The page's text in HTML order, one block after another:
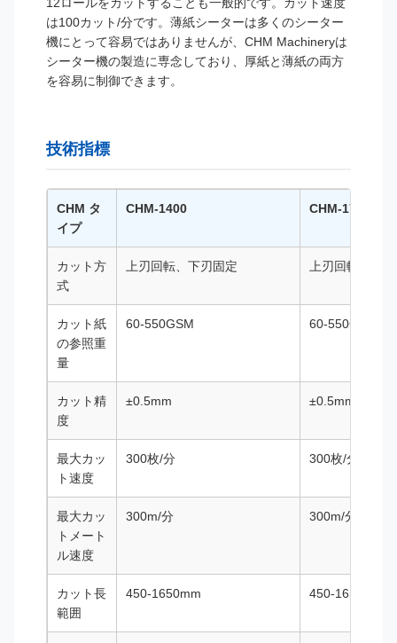
は100カット/分です。薄紙シーターは多くのシーター
機にとって容易ではありませんが、CHM Machineryは
シーター機の製造に専念しており、厚紙と薄紙の両方
を容易に制御できます。
技術指標
CHM タ
イプ
CHM-1400 CHM-1700
カット方
式
上刃回転、下刃固定 上刃回転、下
カット紙
の参照重
量
60-550GSM 60-550GSM
カット精
度
±0.5mm ±0.5mm
最大カッ
ト速度
300枚/分 300枚/分
最大カッ
トメート
ル速度
300m/分 300m/分
カット長
範囲
450-1650mm 450-1650mm